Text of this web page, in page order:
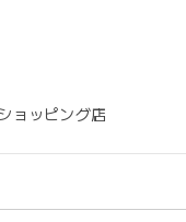
ョッピング店